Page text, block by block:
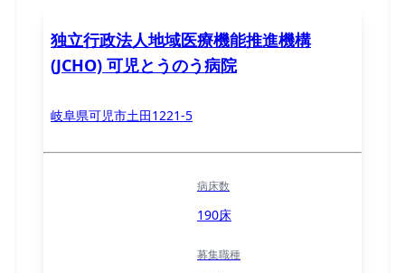
独立行政法人地域医療機能推進機構
(JCHO) 可児とうのう病院
岐阜県可児市土田1221-5
病床数
190床
募集職種